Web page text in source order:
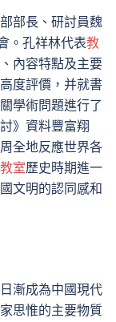
部長、研討員魏
。孔祥林代表教
內容特點及主要
度評價，并就書
學術問題進行了
》資料豐富翔
全地反應世界各
室歷史時期進一
文明的認同感和
漸成為中國現代
思惟的主要物質